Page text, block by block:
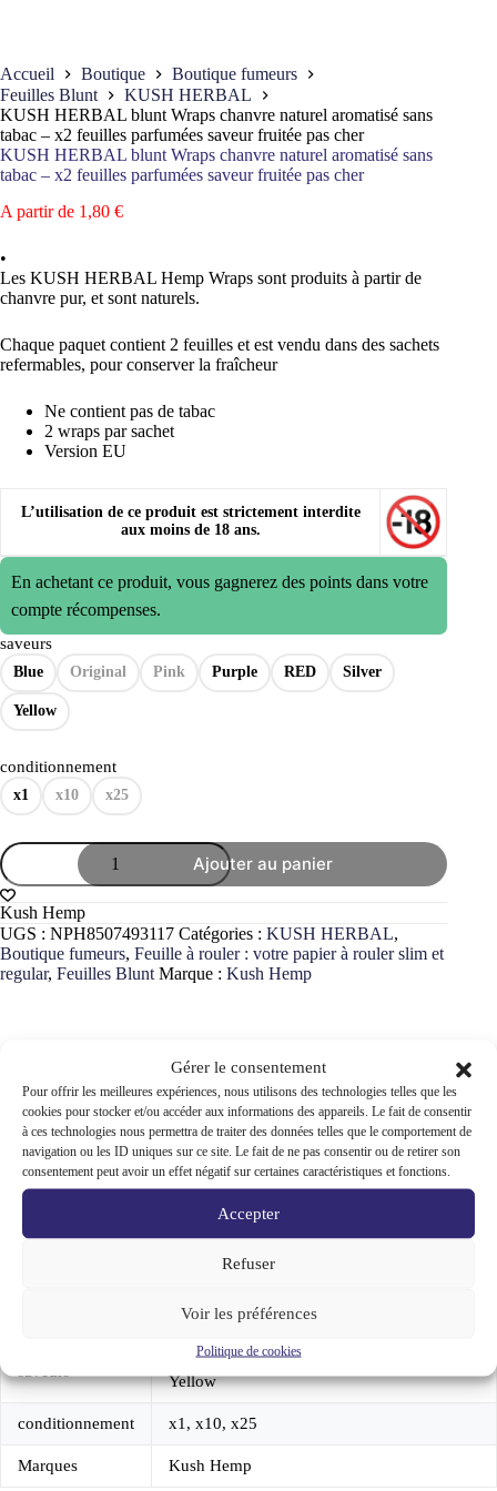
Gérer le consentement
Pour offrir les meilleures expériences, nous utilisons des technologies telles que les
cookies pour stocker et/ou accéder aux informations des appareils. Le fait de consentir
à ces technologies nous permettra de traiter des données telles que le comportement de
navigation ou les ID uniques sur ce site. Le fait de ne pas consentir ou de retirer son
consentement peut avoir un effet négatif sur certaines caractéristiques et fonctions.
Accepter
Refuser
Voir les préférences
Politique de cookies
Accueil Boutique
Boutique fumeurs
Feuilles Blunt
KUSH HERBAL
KUSH HERBAL blunt Wraps chanvre naturel aromatisé sans
tabac – x2 feuilles parfumées saveur fruitée pas cher
KUSH HERBAL blunt Wraps chanvre naturel aromatisé sans
tabac – x2 feuilles parfumées saveur fruitée pas cher
A partir de 1,80 €
•
Les KUSH HERBAL Hemp Wraps sont produits à partir de
chanvre pur, et sont naturels.
Chaque paquet contient 2 feuilles et est vendu dans des sachets
refermables, pour conserver la fraîcheur
Ne contient pas de tabac
2 wraps par sachet
Version EU
L’utilisation de ce produit est strictement interdite
aux moins de 18 ans.
En achetant ce produit, vous gagnerez des points dans votre
compte récompenses.
saveurs
Blue Original Pink Purple RED Silver
Yellow
conditionnement
x1 x10 x25
quantité
de
KUSH
HERBAL
blunt
Wraps
chanvre
naturel
feuilles
parfumées
saveur
fruitée
cher
Ajouter au panier
Kush Hemp
UGS : NPH8507493117 Catégories : KUSH HERBAL,
Boutique fumeurs, Feuille à rouler : votre papier à rouler slim et
regular, Feuilles Blunt Marque : Kush Hemp
Informations complémentaires
Avis (0)
4 cm
Blue, Original, Pink, Purple, RED, Silver,
Yellow
conditionnement x1, x10, x25
Marques Kush Hemp